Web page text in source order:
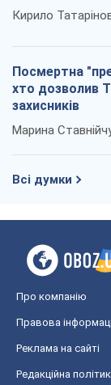
Кирило
Посмертна
хто дозволив
захисників
Марина
Всі думки
Про компанію
Правова
Реклама на сайті
Редакційна